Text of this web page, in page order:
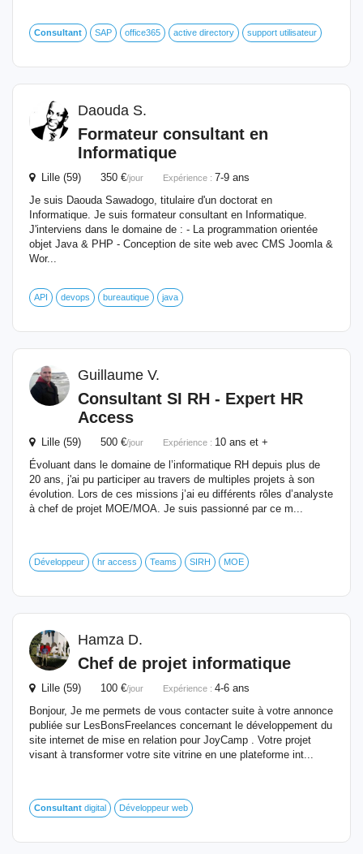
Consultant SAP office365 active directory support utilisateur
Daouda S.
Formateur consultant en
Informatique
Lille (59) 350 €/jour Expérience : 7-9 ans
Je suis Daouda Sawadogo, titulaire d'un doctorat en
Informatique. Je suis formateur consultant en Informatique.
J'interviens dans le domaine de : - La programmation orientée
objet Java & PHP - Conception de site web avec CMS Joomla &
Wor...
API devops bureautique java
Guillaume V.
Consultant SI RH - Expert HR
Access
Lille (59) 500 €/jour Expérience : 10 ans et +
Évoluant dans le domaine de l’informatique RH depuis plus de
20 ans, j'ai pu participer au travers de multiples projets à son
évolution. Lors de ces missions j’ai eu différents rôles d’analyste
à chef de projet MOE/MOA. Je suis passionné par ce m...
Développeur hr access Teams SIRH MOE
Hamza D.
Chef de projet informatique
Lille (59) 100 €/jour Expérience : 4-6 ans
Bonjour, Je me permets de vous contacter suite à votre annonce
publiée sur LesBonsFreelances concernant le développement du
site internet de mise en relation pour JoyCamp . Votre projet
visant à transformer votre site vitrine en une plateforme int...
Consultant digital Développeur web